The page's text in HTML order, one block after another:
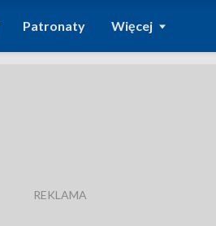
Patronaty Więcej